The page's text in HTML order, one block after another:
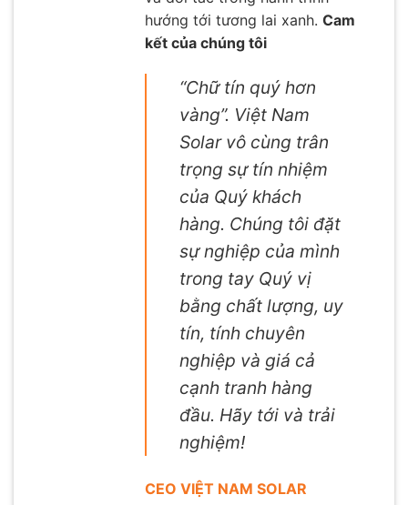
hướng tới tương lai xanh. Cam
kết của chúng tôi
“Chữ tín quý hơn
vàng”. Việt Nam
Solar vô cùng trân
trọng sự tín nhiệm
của Quý khách
hàng. Chúng tôi đặt
sự nghiệp của mình
trong tay Quý vị
bằng chất lượng, uy
tín, tính chuyên
nghiệp và giá cả
cạnh tranh hàng
đầu. Hãy tới và trải
nghiệm!
CEO VIỆT NAM SOLAR